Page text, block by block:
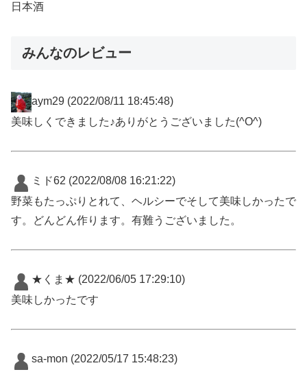
日本酒
みんなのレビュー
aym29 (2022/08/11 18:45:48)
美味しくできました♪ありがとうございました(^O^)
ミド62 (2022/08/08 16:21:22)
野菜もたっぷりとれて、ヘルシーでそして美味しかったで
す。どんどん作ります。有難うございました。
★くま★ (2022/06/05 17:29:10)
美味しかったです
sa-mon (2022/05/17 15:48:23)